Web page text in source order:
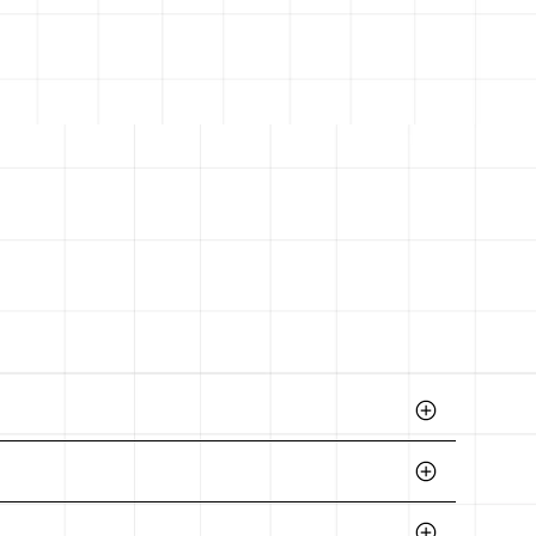
de acero, fierro y similares,
los productos que necesitas según